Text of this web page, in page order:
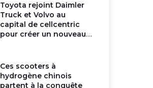
Toyota rejoint Daimler
Truck et Volvo au
capital de cellcentric
pour créer un nouveau
Ces scooters à
hydrogène chinois
partent à la conquête